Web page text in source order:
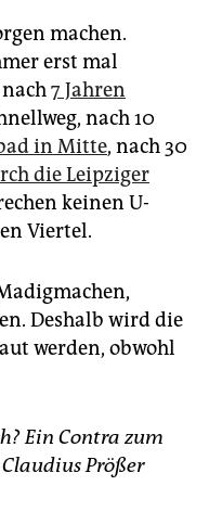
machen.
erst mal
7 Jahren
nach 10
in Mitte, nach 30
die Leipziger
keinen U-
Viertel.
Deshalb wird die
werden, obwohl
Ein Contra zum
Prößer